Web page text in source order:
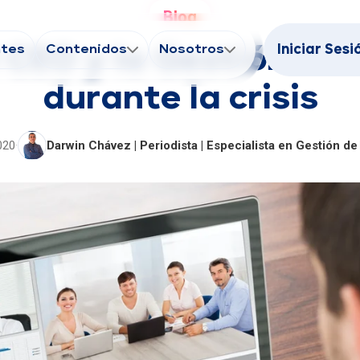
Contenidos Nosotros Iniciar
Blog
y la Gestión de
durante la crisis
· Darwin Chávez | Periodista | Especialista en Gestión